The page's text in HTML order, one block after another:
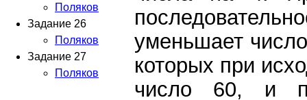
Поляков
Задание 26
Поляков
Задание 27
Поляков
уменьшает
которых при
число 60, и